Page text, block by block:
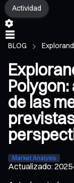
Actividad
BLOG
de las
Market Analysis
Actualizado: